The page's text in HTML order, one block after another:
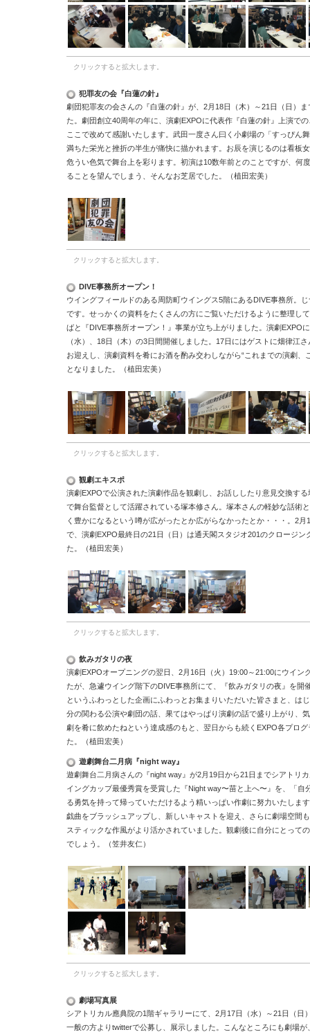
クリックすると拡大します。
犯罪友の会『白蓮の針』
劇団犯罪友の会さんの『白蓮の針』が、2月18日（木）～21日（日）
た。劇団創立40周年の年に、演劇EXPOに代表作『白蓮の針』上演で
ここで改めて感謝いたします。武田一度さん曰く小劇場の「すっぴん
満ちた栄光と挫折の半生が痛快に描かれます。お辰を演じるのは看板
危うい色気で舞台上を彩ります。初演は10数年前とのことですが、何
ることを望んでしまう、そんなお芝居でした。（植田宏美）
クリックすると拡大します。
DIVE事務所オープン！
ウイングフィールドのある周防町ウイングス5階にあるDIVE事務所。
です。せっかくの資料をたくさんの方にご覧いただけるように整理し
ばと『DIVE事務所オープン！』事業が立ち上がりました。演劇EXPO
（水）、18日（木）の3日間開催しました。17日にはゲストに畑律江
お迎えし、演劇資料を肴にお酒を酌み交わしながら“これまでの演劇、
となりました。（植田宏美）
クリックすると拡大します。
観劇エキスポ
演劇EXPOで公演された演劇作品を観劇し、お話ししたり意見交換す
で舞台監督として活躍されている塚本修さん。塚本さんの軽妙な話術
く豊かになるという噂が広がったとか広がらなかったとか・・・。2
で、演劇EXPO最終日の21日（日）は通天閣スタジオ201のクロージ
た。（植田宏美）
クリックすると拡大します。
飲みガタリの夜
演劇EXPOオープニングの翌日、2月16日（火）19:00～21:00にウイン
たが、急遽ウイング階下のDIVE事務所にて、『飲みガタリの夜』を開
というふわっとした企画にふわっとお集まりいただいた皆さまと、は
分の関わる公演や劇団の話、果てはやっぱり演劇の話で盛り上がり、
劇を肴に飲めたねという達成感のもと、翌日からも続くEXPO各プロ
た。（植田宏美）
遊劇舞台二月病『night way』
遊劇舞台二月病さんの『night way』が2月19日から21日までシアトリ
イングカップ最優秀賞を受賞した『Night way〜苗と上へ〜』を、「自
る勇気を持って帰っていただけるよう精いっぱい作劇に努力いたしま
戯曲をブラッシュアップし、新しいキャストを迎え、さらに劇場空間
スティックな作風がより活かされていました。観劇後に自分にとって
でしょう。（笠井友仁）
クリックすると拡大します。
劇場写真展
シアトリカル應典院の1階ギャラリーにて、 2月 17日（水）～21 日（日
一般の方よりtwitterで公募し、展示しました。こんなところにも劇場